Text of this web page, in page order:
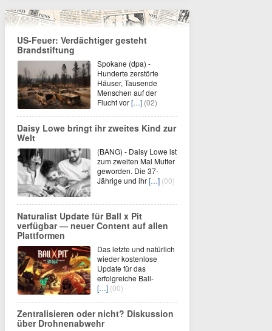
US-Feuer: Verdächtiger gesteht
Brandstiftung
Spokane (dpa) -
Hunderte zerstörte
Häuser, Tausende
Menschen auf der
Flucht vor[…] (02)
Daisy Lowe bringt ihr zweites Kind zur
Welt
(BANG) - Daisy Lowe ist
zum zweiten Mal Mutter
geworden. Die 37-
Jährige und ihr[…] (00)
Naturalist Update für Ball x Pit
verfügbar — neuer Content auf allen
Plattformen
Das letzte und natürlich
wieder kostenlose
Update für das
erfolgreiche Ball-
[…] (00)
Zentralisieren oder nicht? Diskussion
über Drohnenabwehr